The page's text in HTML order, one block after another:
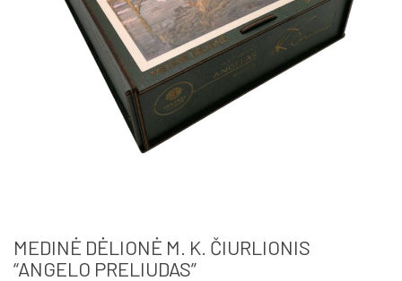
MEDINĖ DĖLIONĖ M. K. ČIURLIONIS
“ANGELO PRELIUDAS”